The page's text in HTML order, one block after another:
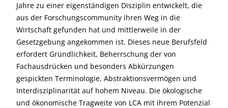
Jahre zu einer eigenständigen Disziplin entwickelt, die
aus der Forschungscommunity ihren Weg in die
Wirtschaft gefunden hat und mittlerweile in der
Gesetzgebung angekommen ist. Dieses neue Berufsfeld
erfordert Gründlichkeit, Beherrschung der von
Fachausdrücken und besonders Abkürzungen
gespickten Terminologie, Abstraktionsvermögen und
Interdisziplinarität auf hohem Niveau. Die ökologische
und ökonomische Tragweite von LCA mit ihrem Potenzial